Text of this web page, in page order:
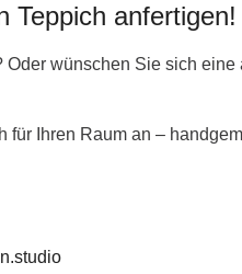
Teppich anfertigen!
Oder wünschen Sie sich
für Ihren Raum an –